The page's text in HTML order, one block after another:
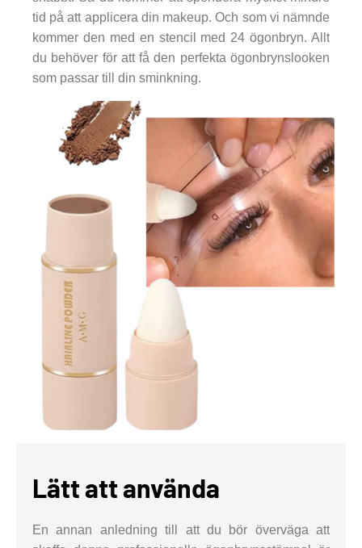
tid på att applicera din makeup. Och som vi nämnde
kommer den med en stencil med 24 ögonbryn. Allt
du behöver för att få den perfekta ögonbrynslooken
som passar till din sminkning.
Lätt att använda
En annan anledning till att du bör överväga att